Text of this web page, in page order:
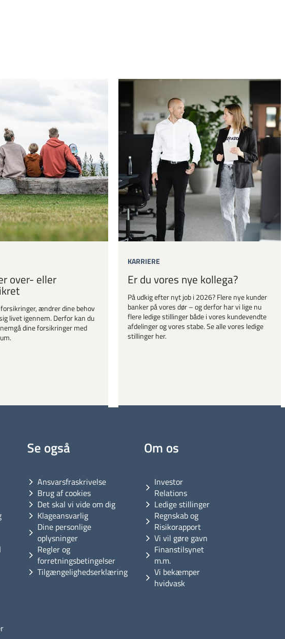
over- eller
ændrer dine behov
livet igennem. Derfor kan du
dine forsikringer med
KARRIERE
Er du vores nye kollega?
På udkig efter nyt job i 2026? Flere nye kunder
banker på vores dør – og derfor har vi lige nu
flere ledige stillinger både i vores kundevendte
afdelinger og vores stabe. Se alle vores ledige
stillinger her.
Se også
Ansvarsfraskrivelse
Brug af cookies
Det skal vi vide om dig
Klageansvarlig
Dine personlige
oplysninger
Regler og
forretningsbetingelser
Tilgængelighedserklæring
Om os
Investor
Relations
Ledige stillinger
Regnskab og
Risikorapport
Vi vil gøre gavn
Finanstilsynet
m.m.
Vi bekæmper
hvidvask